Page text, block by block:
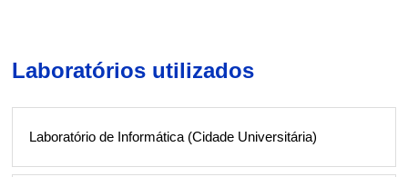
Laboratórios utilizados
Laboratório de Informática (Cidade Universitária)